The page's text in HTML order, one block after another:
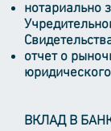
нотариально
отчет о
ВКЛАД В